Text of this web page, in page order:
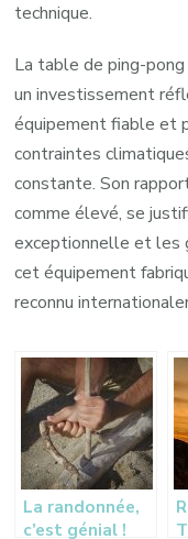
technique.
La table de ping-
un investissement
équipement fiable et
contraintes
constante. Son
comme élevé, se
exceptionnelle et les
cet équipement
reconnu
La randonnée,
c’est génial !